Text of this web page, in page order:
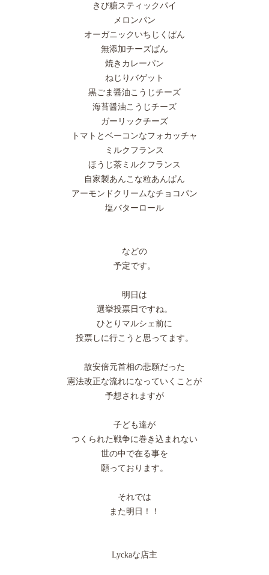
きび糖スティックパイ
メロンパン
オーガニックいちじくぱん
無添加チーズぱん
焼きカレーパン
ねじりバゲット
黒ごま醤油こうじチーズ
海苔醤油こうじチーズ
ガーリックチーズ
トマトとベーコンなフォカッチャ
ミルクフランス
ほうじ茶ミルクフランス
自家製あんこな粒あんぱん
アーモンドクリームなチョコパン
塩バターロール
などの
予定です。
明日は
選挙投票日ですね。
ひとりマルシェ前に
投票しに行こうと思ってます。
故安倍元首相の悲願だった
憲法改正な流れになっていくことが
予想されますが
子ども達が
つくられた戦争に巻き込まれない
世の中で在る事を
願っております。
それでは
また明日！！
Lyckaな店主